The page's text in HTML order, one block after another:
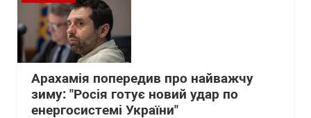
Арахамія попередив про найважчу
зиму: "Росія готує новий удар по
енергосистемі України"